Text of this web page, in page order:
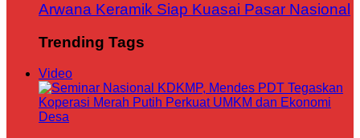
Arwana Keramik Siap Kuasai Pasar Nasional
Trending Tags
Video